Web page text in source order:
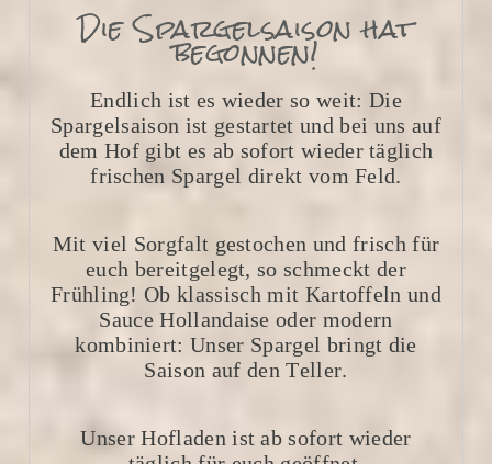
Die Spargelsaison hat
begonnen!
Endlich ist es wieder so weit: Die
Spargelsaison ist gestartet und bei uns auf
dem Hof gibt es ab sofort wieder täglich
frischen Spargel direkt vom Feld.
Mit viel Sorgfalt gestochen und frisch für
euch bereitgelegt, so schmeckt der
Frühling! Ob klassisch mit Kartoffeln und
Sauce Hollandaise oder modern
kombiniert: Unser Spargel bringt die
Saison auf den Teller.
Unser Hofladen ist ab sofort wieder